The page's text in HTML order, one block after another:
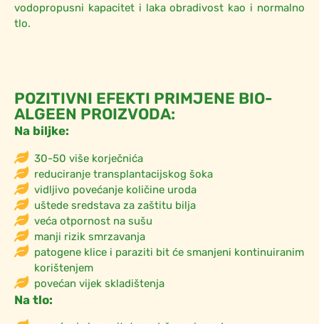
vodopropusni kapacitet i laka obradivost kao i normalno
tlo.
POZITIVNI EFEKTI PRIMJENE BIO-
ALGEEN PROIZVODA:
Na biljke:
30-50 više korječnića
reduciranje transplantacijskog šoka
vidljivo povećanje količine uroda
uštede sredstava za zaštitu bilja
veća otpornost na sušu
manji rizik smrzavanja
patogene klice i paraziti bit će smanjeni kontinuiranim
korištenjem
povećan vijek skladištenja
Na tlo: